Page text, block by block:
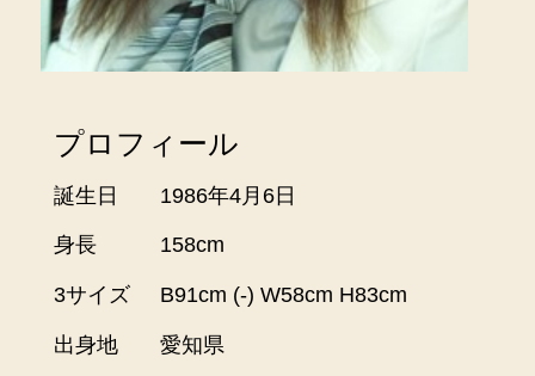
プロフィール
誕生日 1986年4月6日
身長 158cm
3サイズ B91cm (-) W58cm H83cm
出身地 愛知県